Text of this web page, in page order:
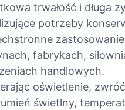
trwałość i długa
potrzeby
fabrykach,
handlowych.
oświetlenie,
świetlny,